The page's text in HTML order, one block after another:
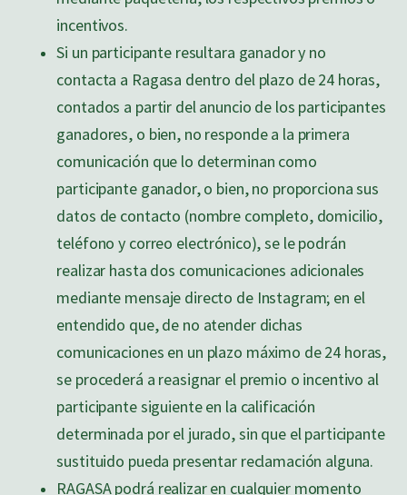
incentivos.
Si un participante resultara ganador y no
contacta a Ragasa dentro del plazo de 24 horas,
contados a partir del anuncio de los participantes
ganadores, o bien, no responde a la primera
comunicación que lo determinan como
participante ganador, o bien, no proporciona sus
datos de contacto (nombre completo, domicilio,
teléfono y correo electrónico), se le podrán
realizar hasta dos comunicaciones adicionales
mediante mensaje directo de Instagram; en el
entendido que, de no atender dichas
comunicaciones en un plazo máximo de 24 horas,
se procederá a reasignar el premio o incentivo al
participante siguiente en la calificación
determinada por el jurado, sin que el participante
sustituido pueda presentar reclamación alguna.
RAGASA podrá realizar en cualquier momento